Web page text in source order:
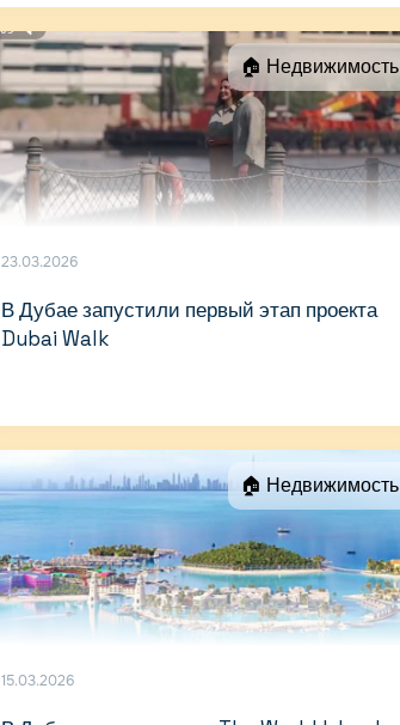
🏠 Недвижимость
23.03.2026
В Дубае запустили первый этап проекта
Dubai Walk
🏠 Недвижимость
15.03.2026